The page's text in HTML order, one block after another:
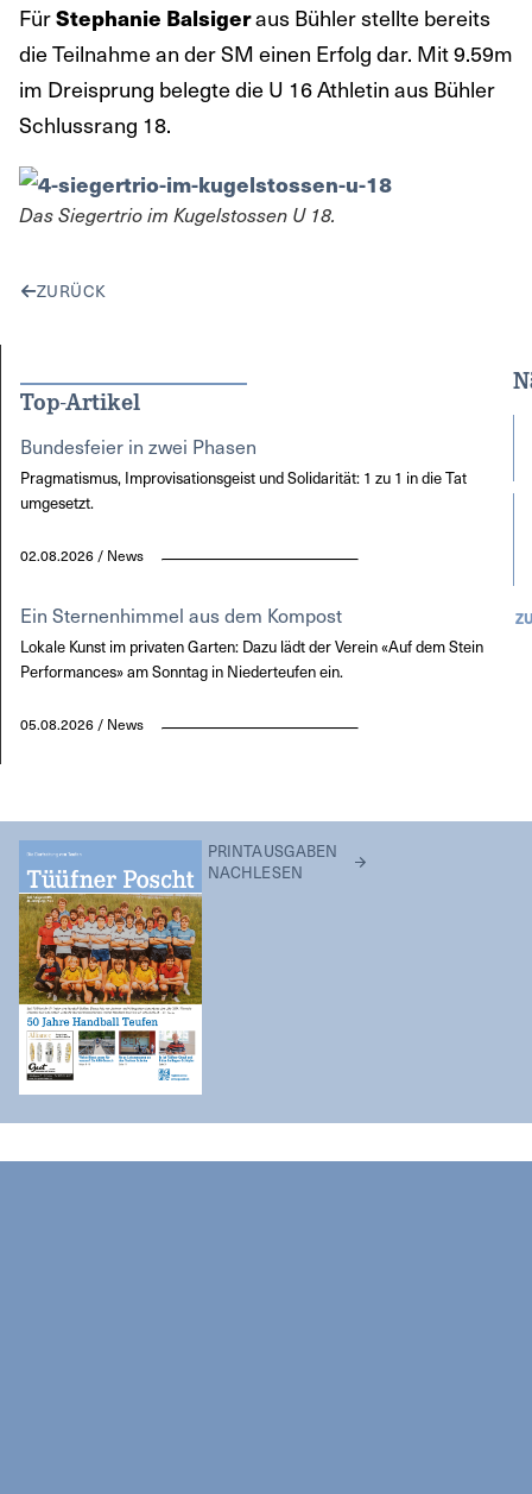
FürStephanie Balsigeraus Bühler stellte bereits
die Teilnahme an der SM einen Erfolg dar. Mit 9.59m
im Dreisprung belegte die U 16 Athletin aus Bühler
Schlussrang 18.
Das Siegertrio im Kugelstossen U 18.
ZURÜCK
Top-Artikel
Bundesfeier in zwei Phasen
Pragmatismus, Improvisationsgeist und Solidarität: 1 zu 1 in die Tat
umgesetzt.
02.08.2026 / News
Ein Sternenhimmel aus dem Kompost
Lokale Kunst im privaten Garten: Dazu lädt der Verein «Auf dem Stein
Performances» am Sonntag in Niederteufen ein.
05.08.2026 / News
PRINTAUSGABEN
NACHLESEN